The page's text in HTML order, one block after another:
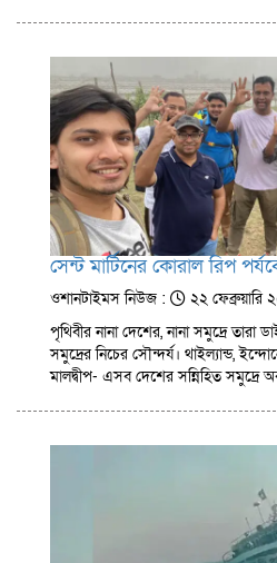
সেন্ট মার্টিনের কোরাল রিপ
ওশানটাইমস নিউজ :
২২ ফেব্রুয়ারি
পৃথিবীর নানা দেশের, নানা সমুদ্রে তারা
সমুদ্রের নিচের সৌন্দর্য। থাইল্যান্ড,
মালদ্বীপ- এসব দেশের সন্নিহিত সমুদ্রে